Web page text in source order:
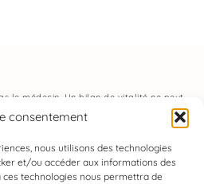
consentement
nous utilisons des technologies
et/ou accéder aux informations des
technologies nous permettra de
le médecin. Un bilan de vitalité ne peut
résultats biologiques. Les conseils
consulter un médecin. En cas de maladie
DE LA